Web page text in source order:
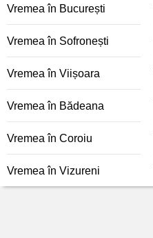
Vremea în București
Vremea în Sofronești
Vremea în Viișoara
Vremea în Bădeana
Vremea în Coroiu
Vremea în Vizureni